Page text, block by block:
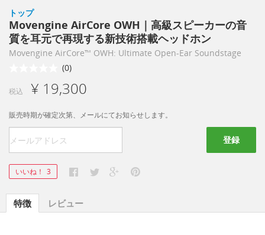
トップ
Movengine AirCore OWH｜高級スピーカーの音
質を耳元で再現する新技術搭載ヘッドホン
Movengine AirCore™ OWH: Ultimate Open-Ear Soundstage
(0)
税込 ¥ 19,300
販売時期が確定次第、メールにてお知らせします。
登録
いいね！ 3
特徴 レビュー